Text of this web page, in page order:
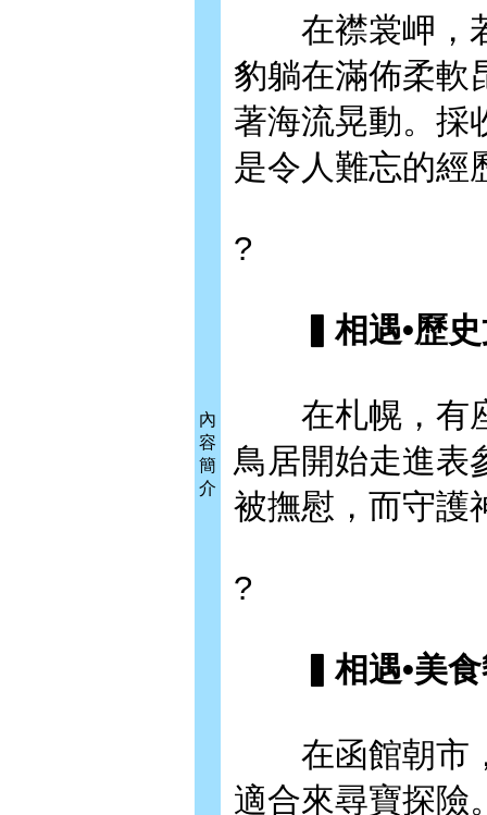
內
容
簡
介
在襟裳岬，若
豹躺在滿佈柔軟
著海流晃動。採
是令人難忘的經
?
▍相遇•歷史
在札幌，有座
鳥居開始走進表
被撫慰，而守護
?
▍相遇•美
在函館朝市，
適合來尋寶探險